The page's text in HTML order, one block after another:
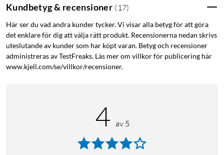
Kundbetyg & recensioner ( 17)
Här ser du vad andra kunder tycker. Vi visar alla betyg för att göra
det enklare för dig att välja rätt produkt. Recensionerna nedan skrivs
uteslutande av kunder som har köpt varan. Betyg och recensioner
administreras av TestFreaks. Läs mer om villkor för publicering här
www.kjell.com/se/villkor/recensioner.
4 av 5